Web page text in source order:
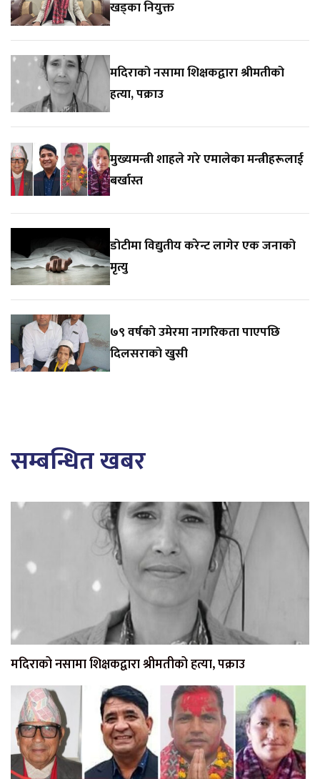
खड्का नियुक्त
मदिराको नसामा शिक्षकद्वारा श्रीमतीको
हत्या, पक्राउ
मुख्यमन्त्री शाहले गरे एमालेका मन्त्रीहरूलाई
बर्खास्त
डोटीमा विद्युतीय करेन्ट लागेर एक जनाको
मृत्यु
७९ वर्षको उमेरमा नागरिकता पाएपछि
दिलसराको खुसी
सम्बन्धित खबर
मदिराको नसामा शिक्षकद्वारा श्रीमतीको हत्या, पक्राउ